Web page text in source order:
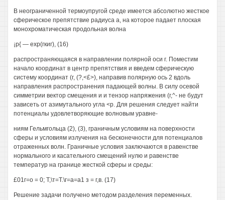
В неограниченной термоупругой среде имеется абсолютно жесткое
сферическое препятствие радиуса а, на которое падает плоская
монохроматическая продольная волна
¡р{ — ехр(гкиг), (16)
распространяющаяся в направлении полярной оси г. Поместим
начало координат в центр препятствия и введем сферическую
систему координат (г, (?,<£>), направив полярную ось 2 вдоль
направления распространения падающей волны. В силу осевой
симметрии вектор смещения и и тензор напряжения (г,^- не будут
зависеть от азимутального угла <р. Для решения следует найти
потенциалы удовлетворяющие волновым уравне-
ниям Гельмгольца (2), (3), граничным условиям на поверхности
сферы и условиям излучения на бесконечности для потенциалов
отраженных волн. Граничные условия заключаются в равенстве
нормального и касательного смещений нулю и равенстве
температур на границе жесткой сферы и среды:
£01г=о = 0; Т,\т=Т.\г=а=а1 з = г,в. (17)
Решение задачи получено методом разделения переменных.